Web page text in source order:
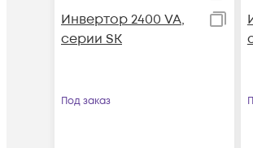
Инвертор 2400 VA,
серии SK
Под заказ